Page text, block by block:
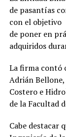
de pasantías
con el objetivo
de poner en
adquiridos
La firma contó
Adrián
Costero e
de la Facultad
Cabe destacar